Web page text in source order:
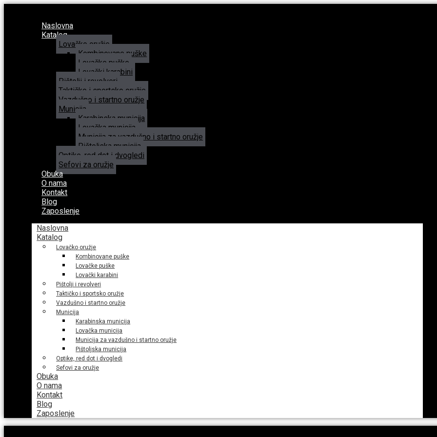
Naslovna
Katalog
Lovačko oružje
Kombinovane puške
Lovačke puške
Lovački karabini
Pištolji i revolveri
Taktičko i sportsko oružje
Vazdušno i startno oružje
Municija
Karabinska municija
Lovačka municija
Municija za vazdušno i startno oružje
Pištoljska municija
Optike, red dot i dvogledi
Sefovi za oružje
Obuka
O nama
Kontakt
Blog
Zaposlenje
Naslovna
Katalog
Lovačko oružje
Kombinovane puške
Lovačke puške
Lovački karabini
Pištolji i revolveri
Taktičko i sportsko oružje
Vazdušno i startno oružje
Municija
Karabinska municija
Lovačka municija
Municija za vazdušno i startno oružje
Pištoljska municija
Optike, red dot i dvogledi
Sefovi za oružje
Obuka
O nama
Kontakt
Blog
Zaposlenje